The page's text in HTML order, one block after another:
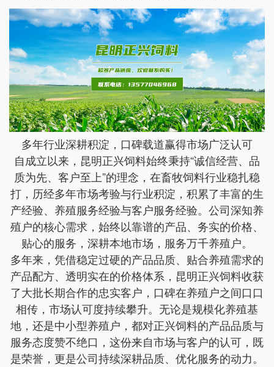
多年行业深耕积淀，口碑载道赢得市场广泛认可
自成立以来，昆明正兴饲料始终秉持“诚信经营、品
质为先、客户至上”的理念，在畜牧饲料行业稳扎稳
打，历经多年市场考验与行业积淀，积累了丰富的生
产经验、养殖服务经验与客户服务经验。公司深知养
殖户的核心需求，始终以靠谱的产品、务实的价格、
贴心的服务，深耕本地市场，服务万千养殖户。
多年来，凭借稳定过硬的产品品质、贴合养殖需求的
产品配方、透明实在的价格体系，昆明正兴饲料收获
了大批长期合作的忠实客户，口碑在养殖户之间口口
相传，市场认可度持续攀升。无论是规模化养殖基
地，还是中小型养殖户，都对正兴饲料的产品品质与
服务态度赞不绝口，这份来自市场与客户的认可，既
是荣誉，更是公司持续深耕品质、优化服务的动力。